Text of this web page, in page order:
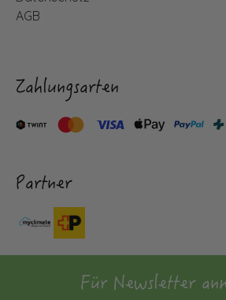
AGB
Zahlungsarten
Partner
Für Newsletter